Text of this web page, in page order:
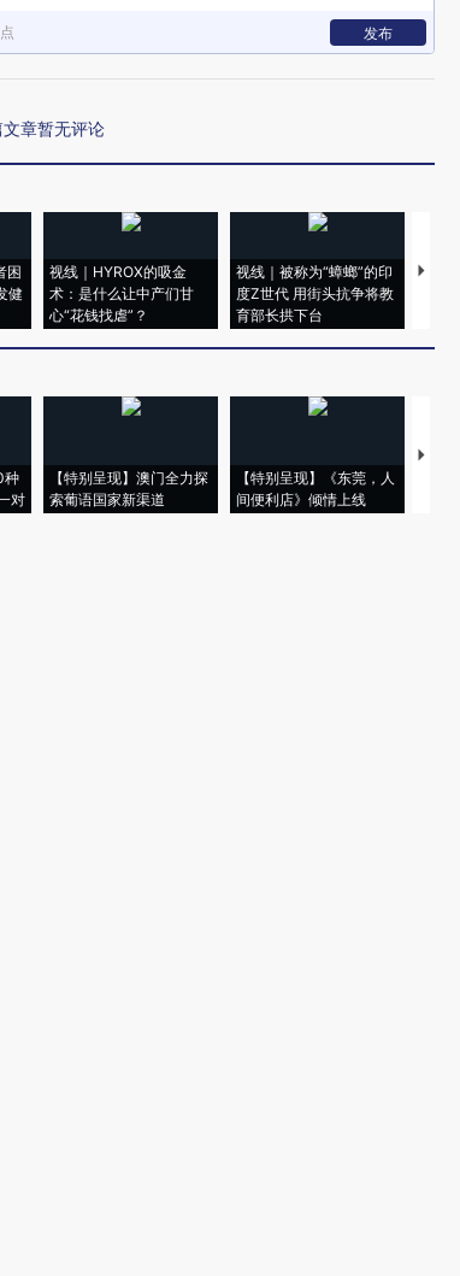
发布
章暂无评论
困
健
视线｜HYROX的吸金
术：是什么让中产们甘
心“花钱找虐”？
视线｜被称为“蟑螂”的印
度Z世代 用街头抗争将教
育部长拱下台
视线
机”
飞地
种
对
【特别呈现】澳门全力探
索葡语国家新渠道
【特别呈现】《东莞，人
间便利店》倾情上线
【推
会